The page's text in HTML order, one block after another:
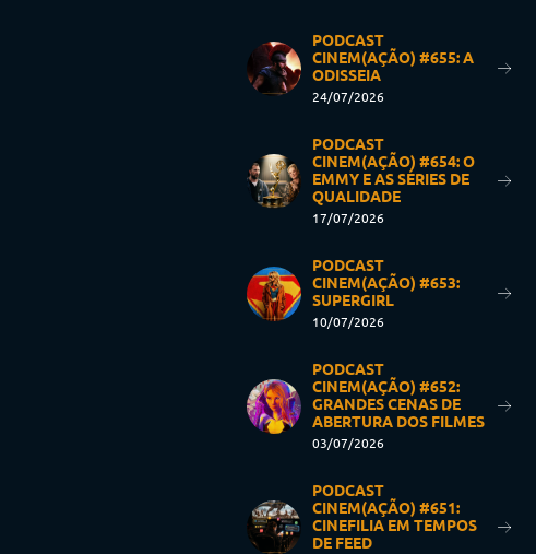
PODCAST
CINEM(AÇÃO) #655: A
ODISSEIA
24/07/2026
PODCAST
CINEM(AÇÃO) #654: O
EMMY E AS SÉRIES DE
QUALIDADE
17/07/2026
PODCAST
CINEM(AÇÃO) #653:
SUPERGIRL
10/07/2026
PODCAST
CINEM(AÇÃO) #652:
GRANDES CENAS DE
ABERTURA DOS FILMES
03/07/2026
PODCAST
CINEM(AÇÃO) #651:
CINEFILIA EM TEMPOS
DE FEED